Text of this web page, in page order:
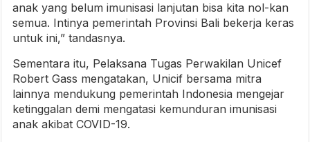
anak yang belum imunisasi lanjutan bisa kita nol-kan
semua. Intinya pemerintah Provinsi Bali bekerja keras
untuk ini,” tandasnya.
Sementara itu, Pelaksana Tugas Perwakilan Unicef
Robert Gass mengatakan, Unicif bersama mitra
lainnya mendukung pemerintah Indonesia mengejar
ketinggalan demi mengatasi kemunduran imunisasi
anak akibat COVID-19.